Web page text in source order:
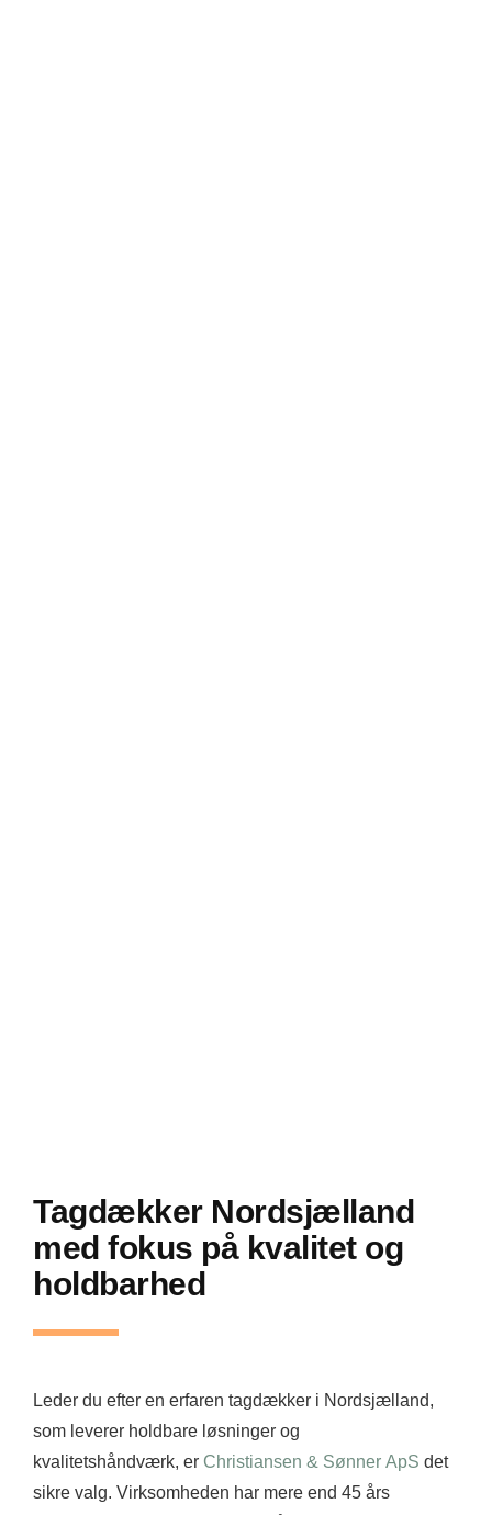
Tagdækker Nordsjælland
med fokus på kvalitet og
holdbarhed
Leder du efter en erfaren tagdækker i Nordsjælland,
som leverer holdbare løsninger og
kvalitetshåndværk, er Christiansen & Sønner ApS det
sikre valg. Virksomheden har mere end 45 års